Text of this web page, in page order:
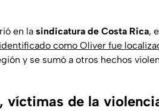
en la sindicatura de Costa Rica,
como Oliver fue
y se sumó a otros hechos
víctimas de la